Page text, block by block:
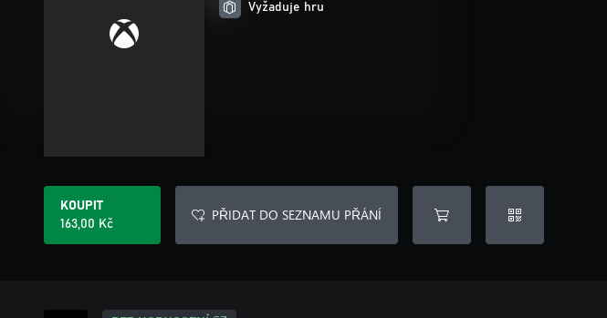
Vyžaduje hru
KOUPIT
163,00 Kč
PŘIDAT DO SEZNAMU PŘÁNÍ